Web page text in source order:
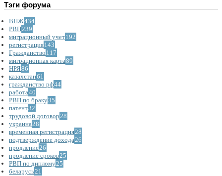
Тэги форума
ВНЖ434
РВП239
миграционный учет192
регистрация143
Гражданство 117
миграционная карта89
НРЯ86
казахстан61
гражданство рф44
работа40
РВП по браку35
патент32
трудовой договор28
украина28
временная регистрация28
подтверждение дохода26
продление26
продление сроков25
РВП по диплому25
беларусь21